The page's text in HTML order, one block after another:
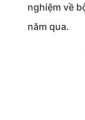
nghiệm về
năm qua.